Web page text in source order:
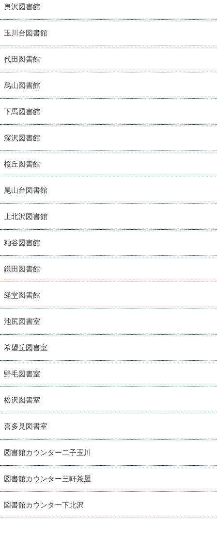
奥沢図書館
玉川台図書館
代田図書館
烏山図書館
下馬図書館
深沢図書館
桜丘図書館
尾山台図書館
上北沢図書館
粕谷図書館
鎌田図書館
経堂図書館
池尻図書室
希望丘図書室
野毛図書室
松沢図書室
喜多見図書室
図書館カウンター二子玉川
図書館カウンター三軒茶屋
図書館カウンター下北沢